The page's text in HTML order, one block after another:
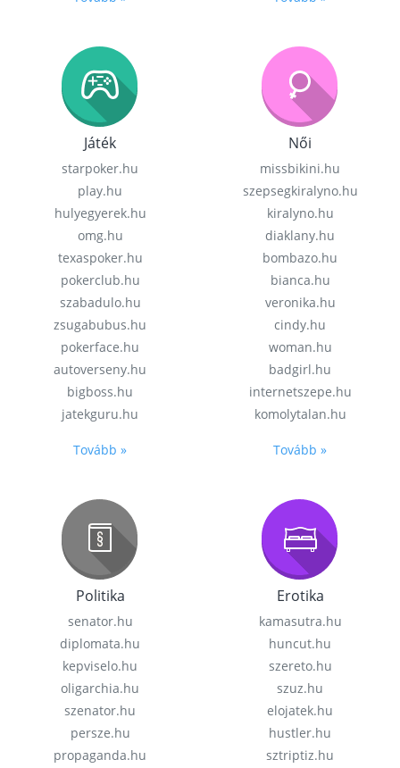
Játék
starpoker.hu
play.hu
hulyegyerek.hu
omg.hu
texaspoker.hu
pokerclub.hu
szabadulo.hu
zsugabubus.hu
pokerface.hu
autoverseny.hu
bigboss.hu
jatekguru.hu
Tovább »
Női
missbikini.hu
szepsegkiralyno.hu
kiralyno.hu
diaklany.hu
bombazo.hu
bianca.hu
veronika.hu
cindy.hu
woman.hu
badgirl.hu
internetszepe.hu
komolytalan.hu
Tovább »
Politika
senator.hu
diplomata.hu
kepviselo.hu
oligarchia.hu
szenator.hu
persze.hu
propaganda.hu
Erotika
kamasutra.hu
huncut.hu
szereto.hu
szuz.hu
elojatek.hu
hustler.hu
sztriptiz.hu